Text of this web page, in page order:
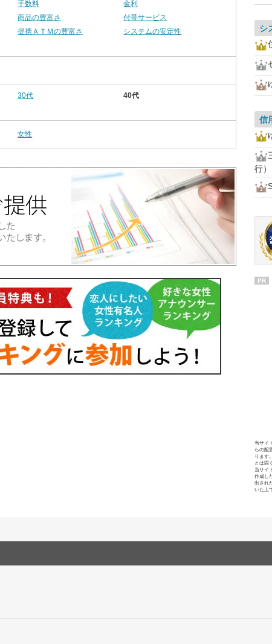
手数料
金利
商品の豊富さ
付帯サービス
提携ＡＴＭの豊富さ
システムの安定性
30代
40代
女性
シ
信
行）
PR
当サイ
らの配
ります
とは固
当サイ
作成し
出され
いた上